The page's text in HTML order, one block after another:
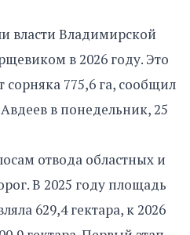
власти Владимирской
в 2026 году. Это
сорняка 775,6 га, сообщил
в понедельник, 25
отвода областных и
В 2025 году площадь
629,4 гектара, к 2026